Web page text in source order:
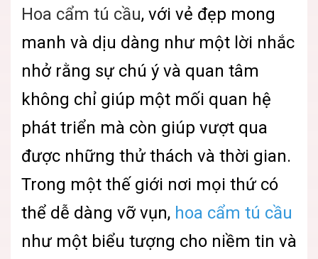
Hoa cẩm tú cầu, với vẻ đẹp mong
manh và dịu dàng như một lời nhắc
nhở rằng sự chú ý và quan tâm
không chỉ giúp một mối quan hệ
phát triển mà còn giúp vượt qua
được những thử thách và thời gian.
Trong một thế giới nơi mọi thứ có
thể dễ dàng vỡ vụn, hoa cẩm tú cầu
như một biểu tượng cho niềm tin và